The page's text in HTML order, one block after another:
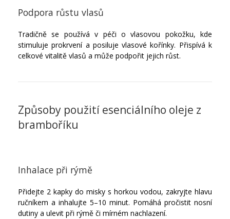
Podpora růstu vlasů
Tradičně se používá v péči o vlasovou pokožku, kde
stimuluje prokrvení a posiluje vlasové kořínky. Přispívá k
celkové vitalitě vlasů a může podpořit jejich růst.
Způsoby použití esenciálního oleje z
bramboříku
Inhalace při rýmě
Přidejte 2 kapky do misky s horkou vodou, zakryjte hlavu
ručníkem a inhalujte 5–10 minut. Pomáhá pročistit nosní
dutiny a ulevit při rýmě či mírném nachlazení.